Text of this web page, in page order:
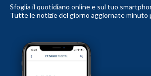
Sfoglia il quotidiano online e sul tuo
Tutte le notizie del giorno aggiornate minuto